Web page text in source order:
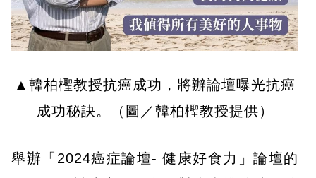
▲韓柏檉教授抗癌成功，將辦論壇曝光抗癌
成功秘訣。（圖／韓柏檉教授提供）
舉辦「2024癌症論壇- 健康好食力」論壇的